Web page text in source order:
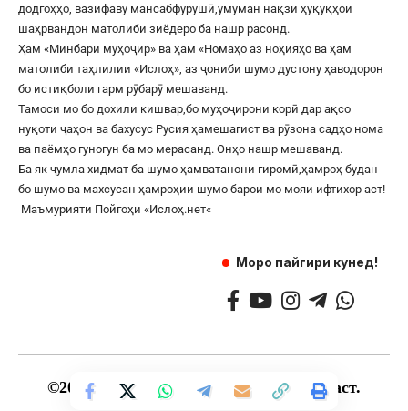
додгоҳҳо, вазифаву мансабфурушӣ,умуман нақзи ҳуқуқҳои
шаҳрвандон матолиби зиёдеро ба нашр расонд.
Ҳам «Минбари муҳоҷир» ва ҳам «Номаҳо аз ноҳияҳо ва ҳам
матолиби таҳлилии «Ислоҳ», аз ҷониби шумо дустону ҳаводорон
бо истиқболи гарм рӯбарӯ мешаванд.
Тамоси мо бо дохили кишвар,бо муҳоҷирони корӣ дар ақсо
нуқоти ҷаҳон ва бахусус Русия ҳамешагист ва рӯзона садҳо нома
ва паёмҳо гуногун ба мо мерасанд. Онҳо нашр мешаванд.
Ба як ҷумла хидмат ба шумо ҳамватанони гиромӣ,ҳамроҳ будан
бо шумо ва махсусан ҳамроҳии шумо барои мо мояи ифтихор аст!
Маъмурияти Пойгоҳи «Ислоҳ.нет«
Моро пайгири кунед!
©2017— 2025 — Ҳамаи ҳуқуқ маҳфуз аст.